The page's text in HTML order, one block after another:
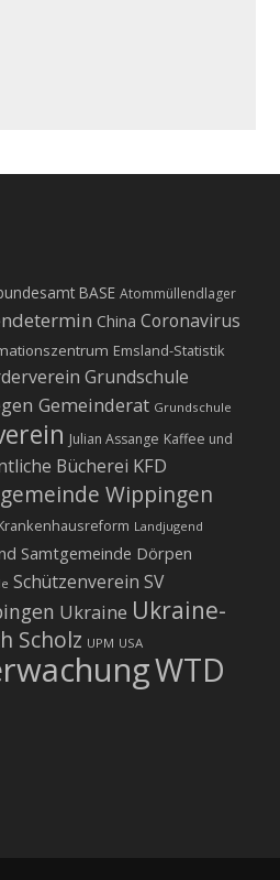
BASE Atommüllendlager
China Coronavirus
Emsland-Statistik
Grundschule
Gemeinderat Grundschule
Julian Assange Kaffee und
Bücherei KFD
Wippingen
Landjugend
Samtgemeinde Dörpen
Schützenverein SV
Ukraine Ukraine-
Scholz UPM USA
WTD